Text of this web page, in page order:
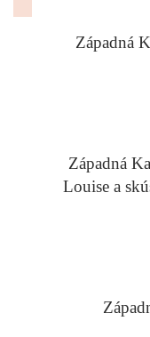
Západná
Západná
Louise a